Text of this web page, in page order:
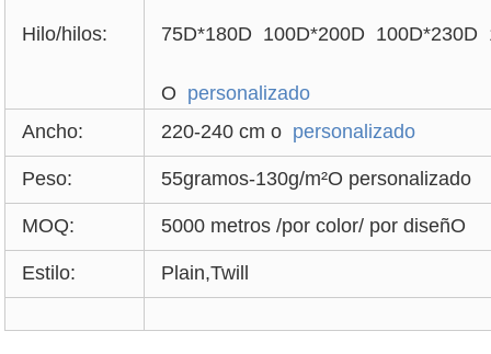
Hilo/hilos: 75D*180D 100D*200D 100D*230D
O personalizado
Ancho:
220-240 cm o personalizado
Peso: 55gramos-130g/m²O personalizado
MOQ: 5000 metros /por color/ por diseñO
Estilo: Plain,Twill